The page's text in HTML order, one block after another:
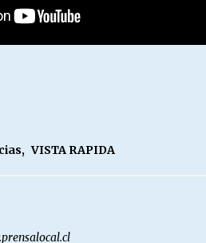
, VISTA RAPIDA